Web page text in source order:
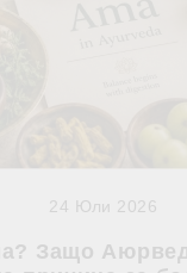
Защо
24 Юли 2026